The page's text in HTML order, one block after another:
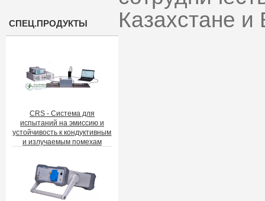
СПЕЦ.ПРОДУКТЫ
CRS - Система для
испытаний на эмиссию и
устойчивость к кондуктивным
и излучаемым помехам
Казахстане и